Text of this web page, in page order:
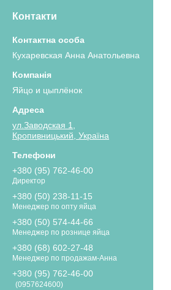
Контакти
Кухаревская Анна Анатольевна
Яйцо и цыплёнок
ул.Заводская 1,
Кропивницький, Україна
+380 (95) 762-46-00
Директор
+380 (50) 238-11-15
Менеджер по опту яйца
+380 (50) 574-44-66
Менеджер по рознице яйца
+380 (68) 602-27-48
Менеджер по продажам-Анна
+380 (95) 762-46-00
0957624600